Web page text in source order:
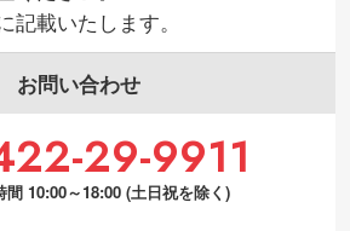
記載いたします。
お問い合わせ
29-9911
間 10:00～18:00 (土日祝を除く)